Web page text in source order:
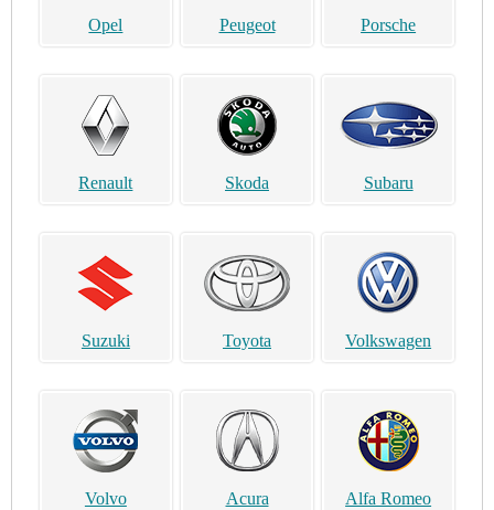
Opel Peugeot Porsche
Renault Skoda Subaru
Suzuki Toyota Volkswagen
Volvo Acura Alfa Romeo